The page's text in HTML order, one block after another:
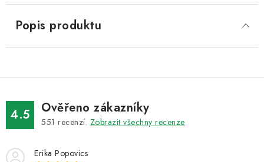
Popis produktu
4.5 Ověřeno zákazníky
551 recenzí. Zobrazit všechny recenze
Erika Popovics